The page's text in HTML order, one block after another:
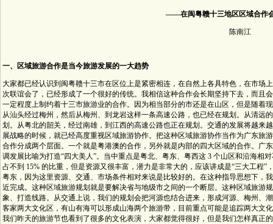
——在闽粤赣十三地区区域合作
陈南江
一、区域旅游合作是当今旅游发展的一大趋势
大家都已经认识到闽粤赣十三市在区位上是紧密相连，在自然上各具特色，在市场
次联谊会了，已经形成了一个很好的传统。我相信这种合作会长期坚持下去，而且
一定程度上制约着十三市旅游业的合作。因为相当部分的市还是在山区，但是随着
从汕头经过梅州，然后从梅州、到龙岩这样一条高速公路，也已经在规划。从清远
划。从粤北的韶关，经过南雄，到江西的高速公路也正在规划。交通的发展将越来
展战略的时候，就已经高度重视区域旅游协作。把这种区域旅游协作当作为广东旅
合作分成两个层面。一个就是粤港澳的合作，另外就是内部的四大区域的合作。广
调发展比喻为打造“四大美人”。当中重点是粤北、粤东、粤西这 3 个山区和沿海相
占不到 15% 的比重，但是资源又很丰富，潜力是非常大的，应该讲成是“三大工程
粤东，因为这里资源、交通、市场条件相对来说是比较好的。在这种指导思想下，
近完成。这种区域旅游规划就是要解决省与地级市之间的一个断层。这种区域旅游
象、打造线路。从交通上说，我们的规划会把河源也结合进来，形成河源、梅州、
客家两大文化区，有山有海可以形成山海两个旅游带，目前重点可能是追踪两大文
我们昨天的旅游节也看到了很多的文化表演，大家都觉得很好，但是我们怎样真正